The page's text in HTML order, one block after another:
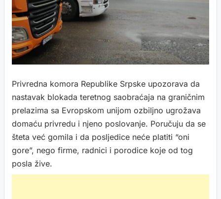
Privredna komora Republike Srpske upozorava da
nastavak blokada teretnog saobraćaja na graničnim
prelazima sa Evropskom unijom ozbiljno ugrožava
domaću privredu i njeno poslovanje. Poručuju da se
šteta već gomila i da posljedice neće platiti “oni
gore”, nego firme, radnici i porodice koje od tog
posla žive.